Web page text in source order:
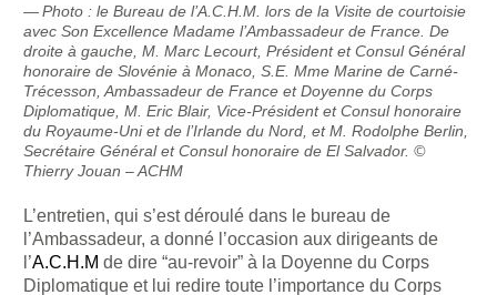
Photo : le Bureau de l’A.C.H.M. lors de la Visite de courtoisie
avec Son Excellence Madame l’Ambassadeur de France. De
droite à gauche, M. Marc Lecourt, Président et Consul Général
honoraire de Slovénie à Monaco, S.E. Mme Marine de Carné-
Trécesson, Ambassadeur de France et Doyenne du Corps
Diplomatique, M. Eric Blair, Vice-Président et Consul honoraire
du Royaume-Uni et de l’Irlande du Nord, et M. Rodolphe Berlin,
Secrétaire Général et Consul honoraire de El Salvador. ©
Thierry Jouan – ACHM
L’entretien, qui s’est déroulé dans le bureau de
l’Ambassadeur, a donné l’occasion aux dirigeants de
l’A.C.H.M de dire “au-revoir” à la Doyenne du Corps
Diplomatique et lui redire toute l’importance du Corps